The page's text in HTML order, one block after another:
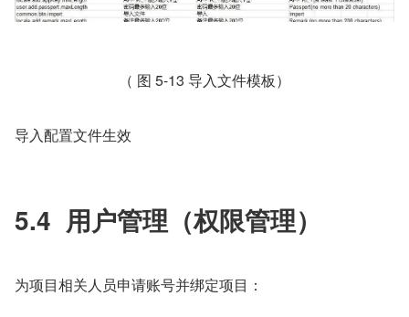
（ 图 5-13 导入文件模板）
导入配置文件生效
5.4  用户管理（权限管理）
为项目相关人员申请账号并绑定项目：